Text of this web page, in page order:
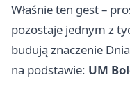
Właśnie ten gest –
pozostaje jednym z
budują znaczenie
na podstawie: UM